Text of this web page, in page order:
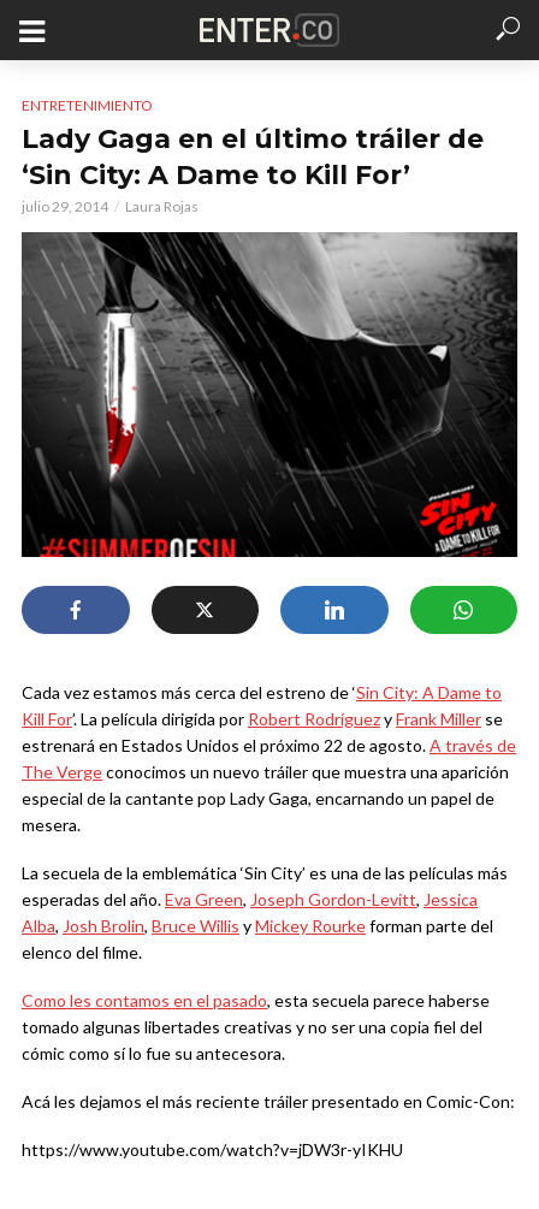
ENTRETENIMIENTO
Lady Gaga en el último tráiler de
‘Sin City: A Dame to Kill For’
julio 29, 2014 Laura Rojas
Cada vez estamos más cerca del estreno de ‘Sin City: A Dame to
Kill For’. La película dirigida por Robert RodríguezyFrank Miller se
estrenará en Estados Unidos el próximo 22 de agosto.A través de
The Vergeconocimos un nuevo tráiler que muestra una aparición
especial de la cantante pop Lady Gaga, encarnando un papel de
mesera.
La secuela de la emblemática ‘Sin City’ es una de las películas más
esperadas del año.Eva Green, Joseph Gordon-Levitt, Jessica
Alba, Josh Brolin, Bruce Willis yMickey Rourkeforman parte del
elenco del filme.
Como les contamos en el pasado, esta secuela parece haberse
tomado algunas libertades creativas y no ser una copia fiel del
cómic como sí lo fue su antecesora.
Acá les dejamos el más reciente tráiler presentado en Comic-Con:
https://www.youtube.com/watch?v=jDW3r-yIKHU